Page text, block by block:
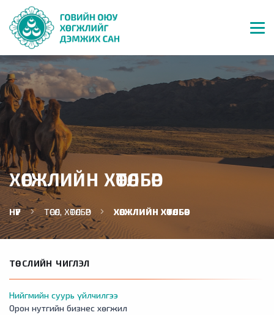
ХӨГЖЛИЙН ХӨТӨЛБӨР
НҮҮР ТӨСӨЛ, ХӨТӨЛБӨР ХӨГЖЛИЙН ХӨТӨЛБӨР
ТӨСЛИЙН ЧИГЛЭЛ
Нийгмийн суурь үйлчилгээ
Орон нутгийн бизнес хөгжил